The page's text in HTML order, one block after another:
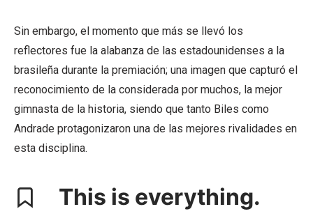
Sin embargo, el momento que más se llevó los
reflectores fue la alabanza de las estadounidenses a la
brasileña durante la premiación; una imagen que capturó el
reconocimiento de la considerada por muchos, la mejor
gimnasta de la historia, siendo que tanto Biles como
Andrade protagonizaron una de las mejores rivalidades en
esta disciplina.
This is everything.